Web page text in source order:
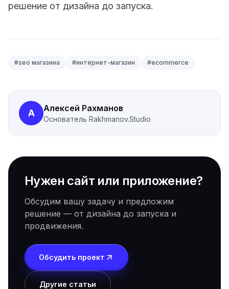
решение от дизайна до запуска.
#seo магазина #интернет-магазин #ecommerce
А Алексей Рахманов
Основатель Rakhmanov.Studio
Нужен сайт или приложение?
Обсудим вашу задачу и предложим
решение — от дизайна до запуска и
продвижения.
Обсудить проект
Другие статьи